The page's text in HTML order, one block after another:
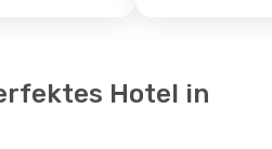
Hotel in